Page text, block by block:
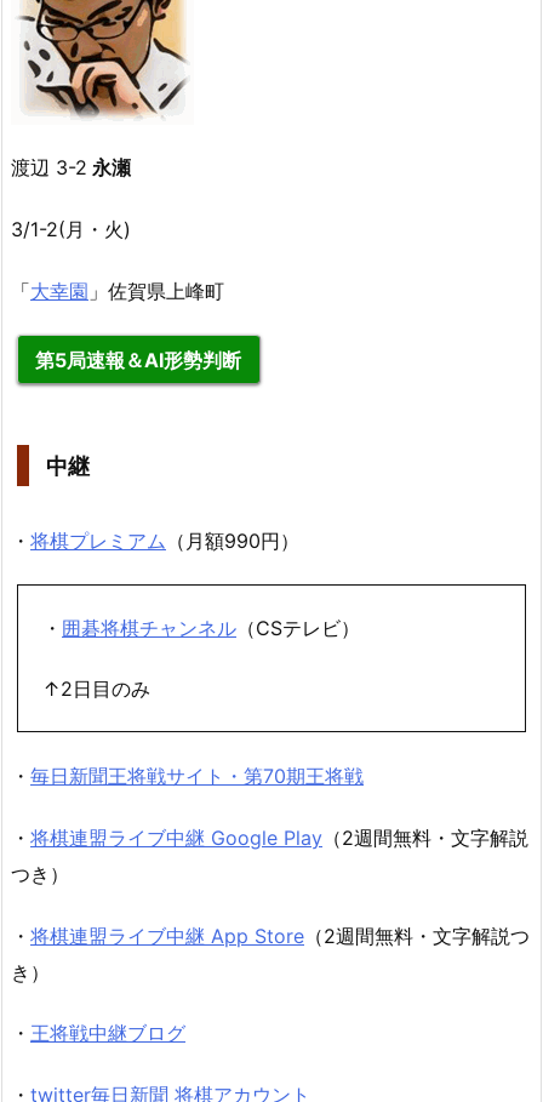
渡辺 3-2 永瀬
3/1-2(月・火)
「大幸園 」佐賀県上峰町
第5局速報＆AI形勢判断
中継
・ 将棋プレミアム （月額990円）
・ 囲碁将棋チャンネル （CSテレビ）
↑2日目のみ
・ 毎日新聞王将戦サイト・第70期王将戦
・ 将棋連盟ライブ中継 Google Play （2週間無料・文字解説
つき）
・ 将棋連盟ライブ中継 App Store （2週間無料・文字解説つ
き）
・ 王将戦中継ブログ
・ twitter毎日新聞 将棋アカウント